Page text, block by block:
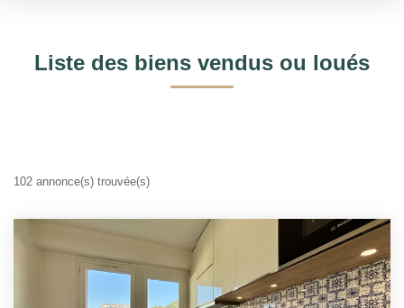
Biens Vendus
FAIRE GÉRER SON BIEN
NOTRE AGENCE
Liste des biens vendus ou loués
102 annonce(s) trouvée(s)